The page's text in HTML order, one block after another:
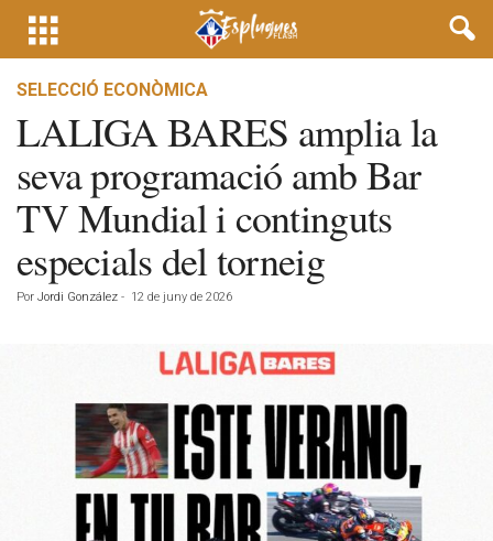
SELECCIÓ ECONÒMICA
LALIGA BARES amplia la
seva programació amb Bar
TV Mundial i continguts
especials del torneig
Por Jordi González - 12 de juny de 2026